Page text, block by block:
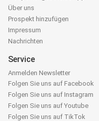
Über uns
Prospekt hinzufügen
Impressum
Nachrichten
Service
Anmelden Newsletter
Folgen Sie uns auf Facebook
Folgen Sie uns auf Instagram
Folgen Sie uns auf Youtube
Folgen Sie uns auf TikTok